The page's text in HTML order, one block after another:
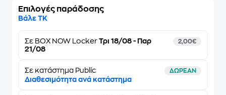
Επιλογές παράδοσης
Βάλε ΤΚ
Σε BOX NOW Locker Τρι 18/08 - Παρ
21/08
2,00€
Σε κατάστημα Public ΔΩΡΕΑΝ
Διαθεσιμότητα ανά κατάστημα